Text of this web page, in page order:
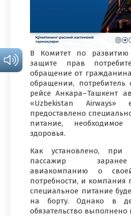
В Комитет по
защите прав
обращение от
обращении,
рейсе Анкара–Ташкент
«Uzbekistan
предоставлено
питание,
здоровья.
Как установлено, при
пассажир
авиакомпанию о
потребности, и компания
специальное питание
на борту. Однако в
обязательство выполнено